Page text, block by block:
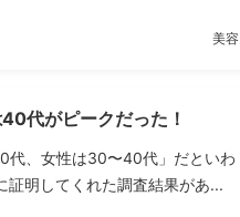
美容
代がピークだった！
代、女性は30〜40代」だといわ
証明してくれた調査結果があ...